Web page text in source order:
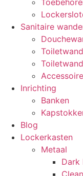
Sanitaire
Inrichting
Banken
Blog
Lockerkasten
Metaal
Dark